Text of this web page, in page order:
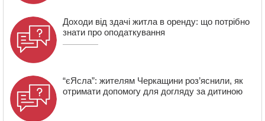
Доходи від здачі житла в оренду: що потрібно
знати про оподаткування
“єЯсла”: жителям Черкащини роз’яснили, як
отримати допомогу для догляду за дитиною